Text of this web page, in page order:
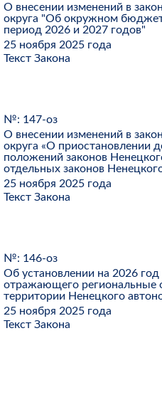
О внесении изменений в
округа "Об окружном
период 2026 и 2027 годов"
25 ноября 2025 года
Текст Закона
№: 147-оз
О внесении изменений в
округа «О приостановлении
положений законов
отдельных законов
25 ноября 2025 года
Текст Закона
№: 146-оз
Об установлении на 2026
отражающего региональные
территории Ненецкого
25 ноября 2025 года
Текст Закона